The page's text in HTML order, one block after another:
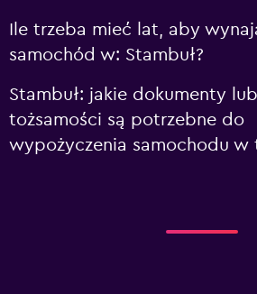
Ile trzeba mieć lat, aby
samochód w: Stambuł?
Stambuł: jakie dokumenty
tożsamości są potrzebne do
wypożyczenia samochodu w